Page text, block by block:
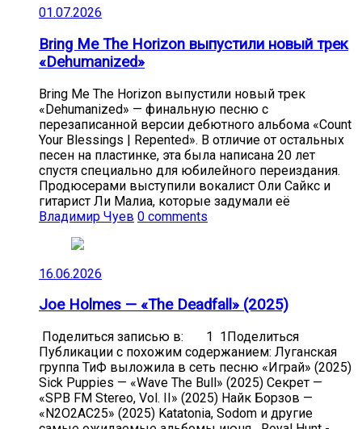
01.07.2026
Bring Me The Horizon выпустили новый трек
«Dehumanized»
Bring Me The Horizon выпустили новый трек
«Dehumanized» — финальную песню с
перезаписанной версии дебютного альбома «Count
Your Blessings | Repented». В отличие от остальных
песен на пластинке, эта была написана 20 лет
спустя специально для юбилейного переиздания.
Продюсерами выступили вокалист Оли Сайкс и
гитарист Ли Малиа, которые задумали её
Владимир Чуев 0 comments
16.06.2026
Joe Holmes — «The Deadfall» (2025)
Поделиться записью в: 1 1Поделиться
Публикации с похожим содержанием: Луганская
группа ТиФ выложила в сеть песню «Играй» (2025)
Sick Puppies — «Wave The Bull» (2025) Секрет —
«SPB FM Stereo, Vol. II» (2025) Найк Борзов —
«N2O2AC25» (2025) Katatonia, Sodom и другие